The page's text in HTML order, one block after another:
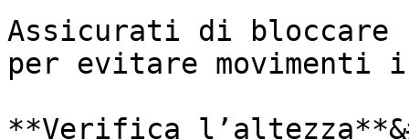
Assicurati di bloccare
per evitare movimenti
**Verifica